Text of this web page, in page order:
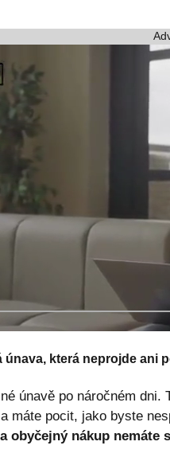
únava, která neprojde ani
únavě po náročném dni.
máte pocit, jako byste
obyčejný nákup nemáte